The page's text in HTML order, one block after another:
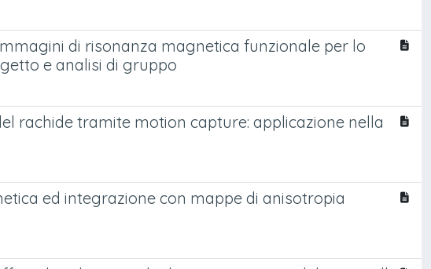
di risonanza magnetica funzionale per lo
e analisi di gruppo
rachide tramite motion capture: applicazione nella
ed integrazione con mappe di anisotropia